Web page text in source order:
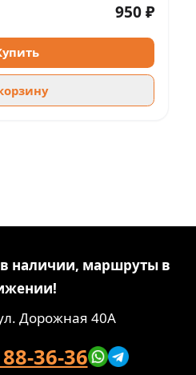
950 ₽
наличии, маршруты в
Дорожная 40А
36-36